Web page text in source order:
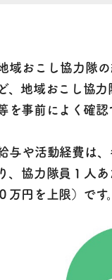
域おこし協力隊
ど、地域おこし協
を事前によく確認
与や活動経費は
り、協力隊員１人
０万円を上限）です。